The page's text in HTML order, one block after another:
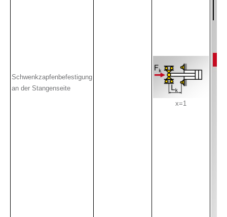
Schwenkzapfenbefestigung
an der Stangenseite
x=1